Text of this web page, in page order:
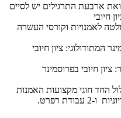
ארבעת התרגילים יש לסיים
חיובי
לאמנויות וקורסי העשרה
ציון חיובי
חיובי בפרוסמינר
חוגי מקצועות האמנות